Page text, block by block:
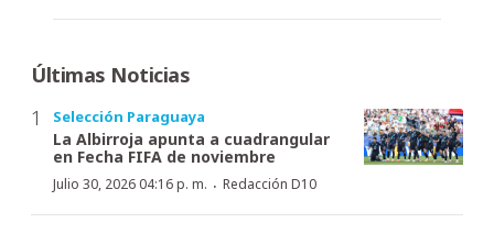
Últimas Noticias
Selección Paraguaya
La Albirroja apunta a cuadrangular
en Fecha FIFA de noviembre
Julio 30, 2026 04:16 p. m. · Redacción D10